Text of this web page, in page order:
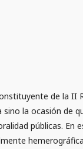
de la II
la ocasión de
públicas. En